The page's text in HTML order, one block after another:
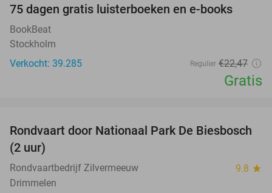
75 dagen gratis luisterboeken en e-books
BookBeat
Stockholm
Verkocht: 39.285
Regulier €22,47
Gratis
21%
Rondvaart door Nationaal Park De Biesbosch
(2 uur)
Rondvaartbedrijf Zilvermeeuw 9.8 star
Drimmelen